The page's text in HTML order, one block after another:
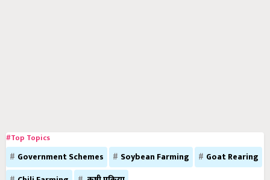
#Top Topics
Government Schemes Soybean Farming
Goat Rearing